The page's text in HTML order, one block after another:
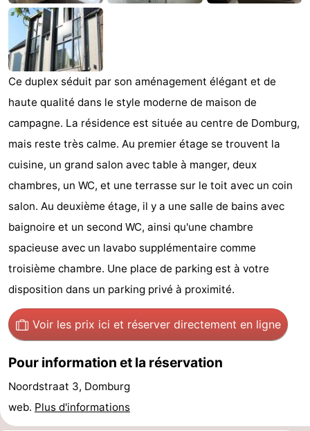
Voir
et
faire
Lieux
d'intérêt
-
Musées
Monuments
-
Moulins
Phares
-
Points
de
vue
Attractions
-
Terrains
de
jeux
Aires
de
jeux
intérieures
-
Bowling
-
Parcours
de
Centres
de
Villages
Ce duplex séduit par son aménagement élégant et de
haute qualité dans le style moderne de maison de
campagne. La résidence est située au centre de Domburg,
mais reste très calme. Au premier étage se trouvent la
cuisine, un grand salon avec table à manger, deux
chambres, un WC, et une terrasse sur le toit avec un coin
salon. Au deuxième étage, il y a une salle de bains avec
baignoire et un second WC, ainsi qu'une chambre
spacieuse avec un lavabo supplémentaire comme
troisième chambre. Une place de parking est à votre
disposition dans un parking privé à proximité.
Voir les prix ici et réserver directement en ligne
Pour information et la réservation
Noordstraat 3, Domburg
web. Plus d'informations